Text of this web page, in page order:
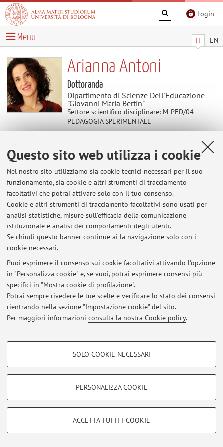
Questo sito web utilizza i cookie
Nel nostro sito utilizziamo sia cookie tecnici necessari per il suo
funzionamento, sia cookie e altri strumenti di tracciamento
facoltativi che potrai attivare solo con il tuo consenso.
Cookie e altri strumenti di tracciamento facoltativi sono usati per
analisi statistiche, misure sull'efficacia della comunicazione
istituzionale e analisi dei comportamenti degli utenti.
Se chiudi questo banner continuerai la navigazione solo con i
cookie necessari.
Puoi esprimere il consenso sui cookie facoltativi attivando l'opzione
in "Personalizza cookie" e, se vuoi, potrai esprimere consensi più
specifici in "Mostra cookie di profilazione".
Potrai sempre rivedere le tue scelte e verificare lo stato dei consensi
rientrando nella sezione "Impostazione cookie" del sito.
Per maggiori informazioni consulta la nostra Cookie policy.
COOKIE DI PROFILAZIONE - FACOLTATIVI
COOKIE TECNICI - NECESSARI
Si tratta di cookie tecnici utilizzati, a titolo esemplificativo, per il corretto
SOLO COOKIE NECESSARI
PERSONALIZZA COOKIE
ACCETTA TUTTI I COOKIE
Login
IT EN
Menu
Arianna Antoni
Dottoranda
Dipartimento di Scienze Dell'Educazione
"Giovanni Maria Bertin"
Settore scientifico disciplinare: M-PED/04
PEDAGOGIA SPERIMENTALE
Contenuti utili
Al momento non sono presenti contenuti.
Ultimi avvisi
Al momento non sono presenti avvisi.
Area riservata
Accedi tramite login per gestire tutti i contenuti del sito.
© 2026 - ALMA MATER STUDIORUM - Università di Bologna - Via
Zamboni, 33 - 40126 Bologna - Partita IVA: 01131710376
Privacy|Note legali|Impostazioni Cookie